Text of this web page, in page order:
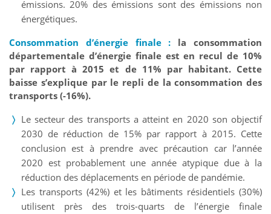
émissions. 20% des émissions sont des émissions non
énergétiques.
Consommation d’énergie finale : la consommation
départementale d’énergie finale est en recul de 10%
par rapport à 2015 et de 11% par habitant. Cette
baisse s’explique par le repli de la consommation des
transports (-16%).
Le secteur des transports a atteint en 2020 son objectif
2030 de réduction de 15% par rapport à 2015. Cette
conclusion est à prendre avec précaution car l’année
2020 est probablement une année atypique due à la
réduction des déplacements en période de pandémie.
Les transports (42%) et les bâtiments résidentiels (30%)
utilisent près des trois-quarts de l’énergie finale